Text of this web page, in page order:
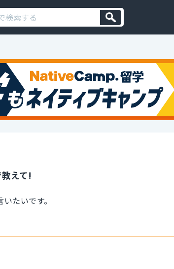
えて!
たいです。